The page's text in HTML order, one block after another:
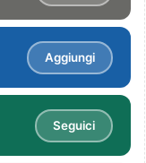
Aggiungi
Seguici